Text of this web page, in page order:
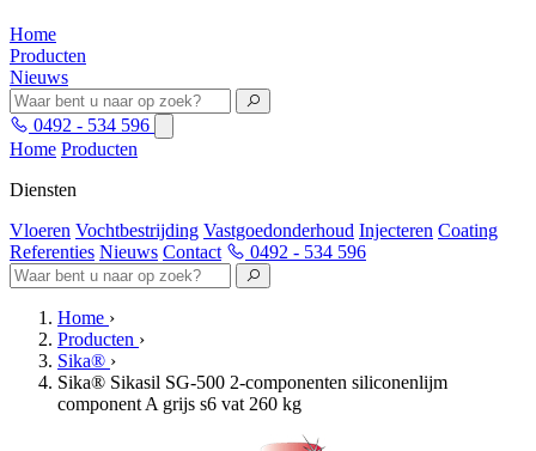
Home
Producten
Nieuws
0492 - 534 596
Home Producten
Diensten
Vloeren Vochtbestrijding Vastgoedonderhoud Injecteren Coating
Referenties Nieuws Contact 0492 - 534 596
Home ›
Producten ›
Sika® ›
Sika® Sikasil SG-500 2-componenten siliconenlijm
component A grijs s6 vat 260 kg